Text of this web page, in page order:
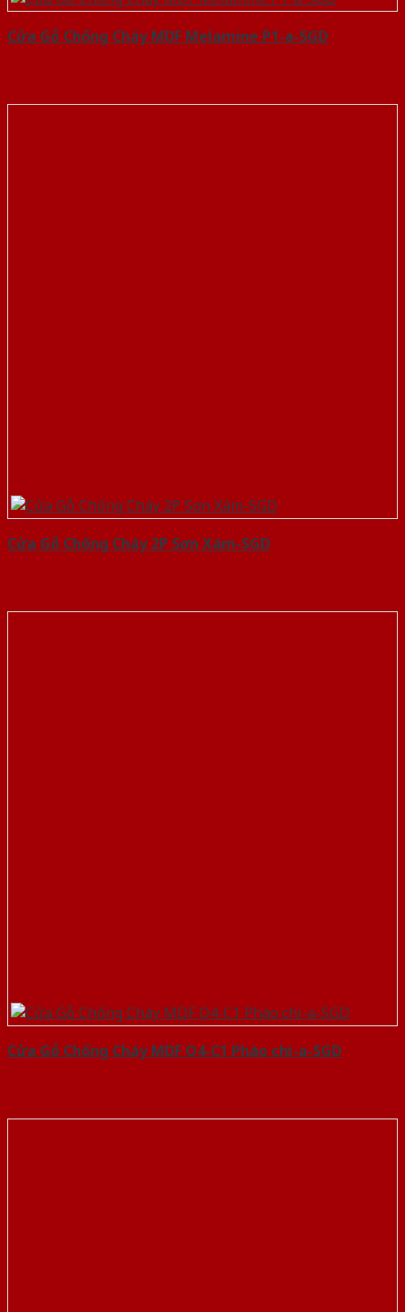
Cửa Gỗ Chống Cháy MDF Melamine P1-a-SGD
Cửa Gỗ Chống Cháy 2P Sơn Xám-SGD
Cửa Gỗ Chống Cháy MDF O4-C1 Phào chi-a-SGD